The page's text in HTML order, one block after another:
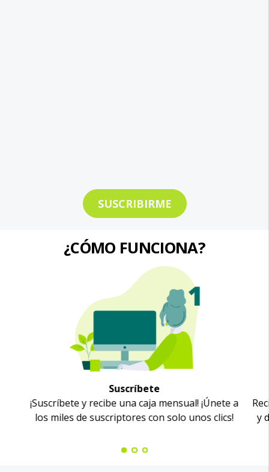
SUSCRIBIRME
¿CÓMO FUNCIONA?
Suscríbete
¡Suscríbete y recibe una caja mensual! ¡Únete a
los miles de suscriptores con solo unos clics!
y